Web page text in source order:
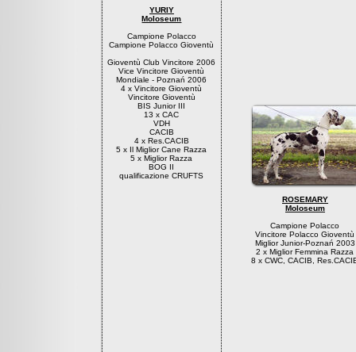
YURIY
Moloseum
Campione Polacco
Campione Polacco Gioventù
Gioventù Club Vincitore 2006
Vice Vincitore Gioventù
Mondiale - Poznań 2006
4 x Vincitore Gioventù
Vincitore Gioventù
BIS Junior III
13 x CAC
VDH
CACIB
4 x Res.CACIB
5 x Il Miglior Cane Razza
5 x Miglior Razza
BOG II
qualificazione CRUFTS
ROSEMARY
Moloseum
Campione Polacco
Vincitore Polacco Gioventù
Miglior Junior-Poznań 2003
2 x Miglior Femmina Razza
8 x CWC, CACIB,